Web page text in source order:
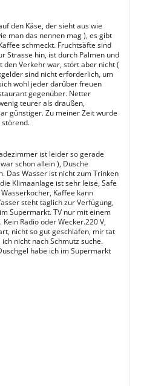
den Käse, der sieht aus wie
man das nennen mag ), es gibt
schmeckt. Fruchtsäfte sind
Strasse hin, ist durch Palmen und
Verkehr war, stört aber nicht (
sind nicht erforderlich, um
wohl jeder darüber freuen
gegenüber. Netter
teurer als draußen,
günstiger. Zu meiner Zeit wurde
störend.
ist leider so gerade
schon allein ), Dusche
Das Wasser ist nicht zum Trinken
Klimaanlage ist sehr leise, Safe
Kaffee kann
steht täglich zur Verfügung,
Supermarkt. TV nur mit einem
Radio oder Wecker.220 V,
nicht so gut geschlafen, mir tat
nicht nach Schmutz suche.
habe ich im Supermarkt